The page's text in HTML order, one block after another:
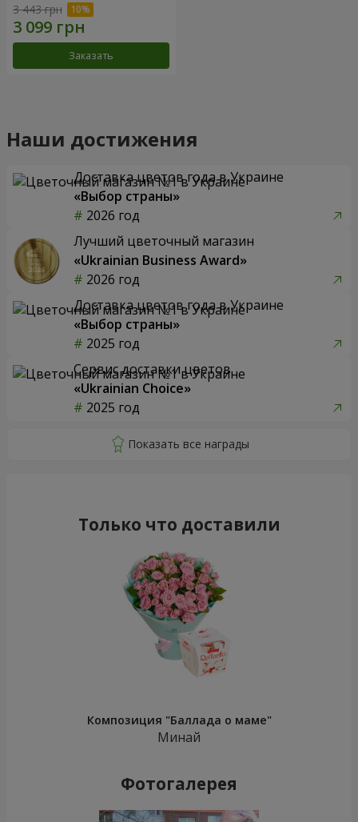
3 443 грн
Заказать
Наши достижения
Доставка цветов года в Украине
«Выбор страны»
2026 год
Лучший цветочный магазин
«Ukrainian Business Award»
2026 год
Доставка цветов года в Украине
«Выбор страны»
2025 год
Сервис доставки цветов
«Ukrainian Choice»
2025 год
Только что доставили
Композиция "Баллада о маме"
Минай
Фотогалерея